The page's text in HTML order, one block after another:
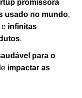
promissora
usado no mundo,
e infinitas
.
para o
impactar as